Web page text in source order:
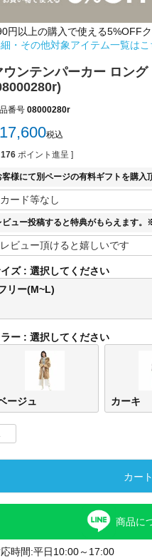
円以上の購入で使える5%OFF
・その他対象アイテム一覧はこ
ウンテンパーカー ロン
番号 08000280r
17,600税込
176 ポイント進呈 ]
客様にて別ページの有料ギフトを購
ビュー投稿すると特典がもらえます
ズ
選択してください
リー(M~L)
ー 選択してください
ージュ カーキ
カー
商品に
時間:平日10:00～17:00